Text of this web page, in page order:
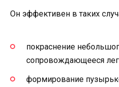
Он эффективен в таких
покраснение
сопровождающееся
формирование